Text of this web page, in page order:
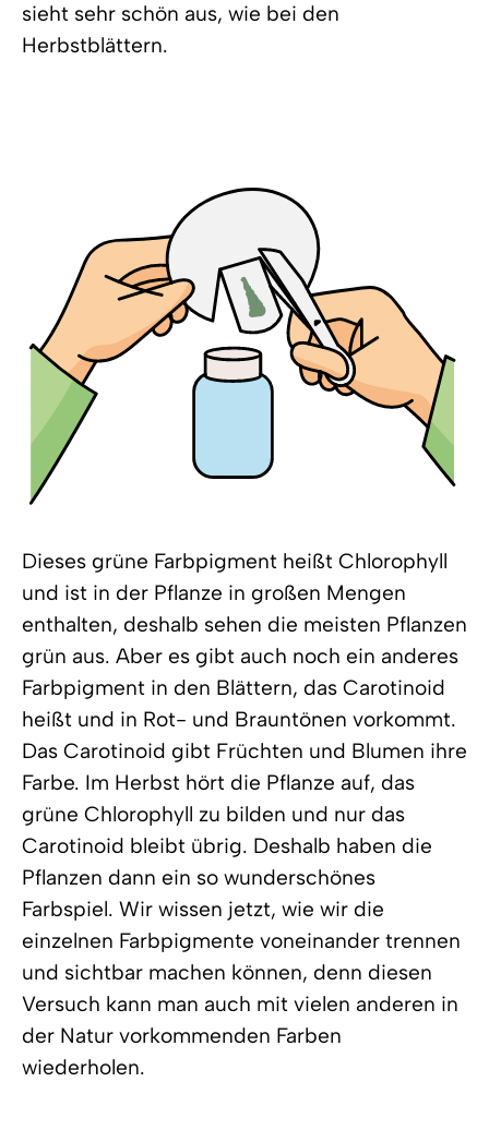
sieht sehr schön aus, wie bei den
Herbstblättern.
Dieses grüne Farbpigment heißt Chlorophyll
und ist in der Pflanze in großen Mengen
enthalten, deshalb sehen die meisten Pflanzen
grün aus. Aber es gibt auch noch ein anderes
Farbpigment in den Blättern, das Carotinoid
heißt und in Rot- und Brauntönen vorkommt.
Das Carotinoid gibt Früchten und Blumen ihre
Farbe. Im Herbst hört die Pflanze auf, das
grüne Chlorophyll zu bilden und nur das
Carotinoid bleibt übrig. Deshalb haben die
Pflanzen dann ein so wunderschönes
Farbspiel. Wir wissen jetzt, wie wir die
einzelnen Farbpigmente voneinander trennen
und sichtbar machen können, denn diesen
Versuch kann man auch mit vielen anderen in
der Natur vorkommenden Farben
wiederholen.